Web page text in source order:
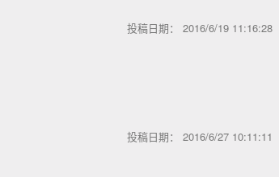
投稿日期： 2016/6/19 11:16:28
投稿日期： 2016/6/27 10:11:11